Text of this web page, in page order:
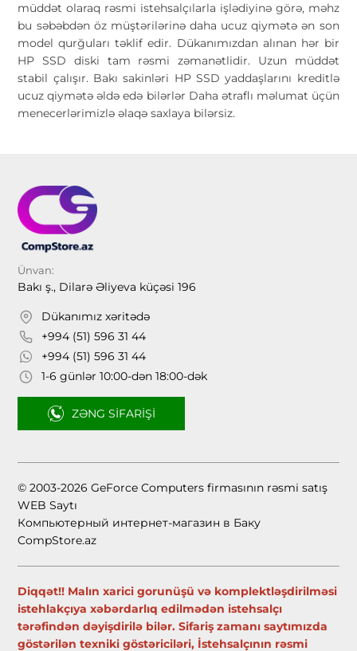
müddət olaraq rəsmi istehsalçılarla işlədiyinə görə, məhz
bu səbəbdən öz müştərilərinə daha ucuz qiymətə ən son
model qurğuları təklif edir. Dükanımızdan alınan hər bir
HP SSD diski tam rəsmi zəmanətlidir. Uzun müddət
stabil çalışır. Bakı sakinləri HP SSD yaddaşlarını kreditlə
ucuz qiymətə əldə edə bilərlər Daha ətraflı məlumat üçün
menecerlərimizlə əlaqə saxlaya bilərsiz.
Ünvan:
Bakı ş., Dilarə Əliyeva küçəsi 196
Dükanımız xəritədə
+994 (51) 596 31 44
+994 (51) 596 31 44
1-6 günlər 10:00-dən 18:00-dək
ZƏNG SIFARIŞI
© 2003-2026 GeForce Computers firmasının rəsmi satış
WEB Saytı
Компьютерный интернет-магазин в Баку
CompStore.az
Diqqət!! Malın xarici gorunüşü və komplektləşdirilməsi
istehlakçıya xəbərdarlıq edilmədən istehsalçı
tərəfindən dəyişdirilə bilər. Sifariş zamanı saytımızda
göstərilən texniki göstəriciləri, İstehsalçının rəsmi